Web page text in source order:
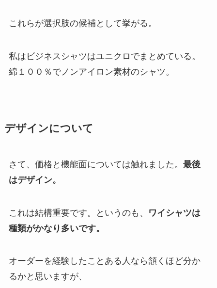
これらが選択肢の候補として挙がる。
私はビジネスシャツはユニクロでまとめている。
綿１００％でノンアイロン素材のシャツ。
デザインについて
さて、価格と機能面については触れました。 最後
はデザイン。
これは結構重要です。というのも、
ワイシャツは
種類がかなり多いです。
オーダーを経験したことある人なら頷くほど分か
るかと思いますが、